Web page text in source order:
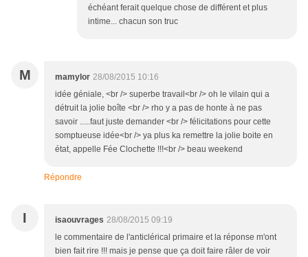
échéant ferait quelque chose de différent et plus
intime... chacun son truc
M mamylor 28/08/2015 10:16
idée géniale, <br /> superbe travail<br /> oh le vilain qui a
détruit la jolie boîte <br /> rho y a pas de honte à ne pas
savoir .....faut juste demander <br /> félicitations pour cette
somptueuse idée<br /> ya plus ka remettre la jolie boite en
état, appelle Fée Clochette !!!<br /> beau weekend
Répondre
I isaouvrages 28/08/2015 09:19
le commentaire de l'anticlérical primaire et la réponse m'ont
bien fait rire !!! mais je pense que ça doit faire râler de voir